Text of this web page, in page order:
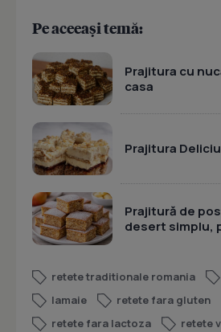
Pe aceeași temă:
Prajitura cu
casa
Prajitura Deliciu
Prajitură de
desert simplu,
retete traditionale romania
lamaie
retete fara gluten
retete fara lactoza
retete